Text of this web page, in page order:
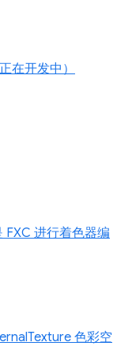
在开发中）
FXC 进行着色器编
色彩空